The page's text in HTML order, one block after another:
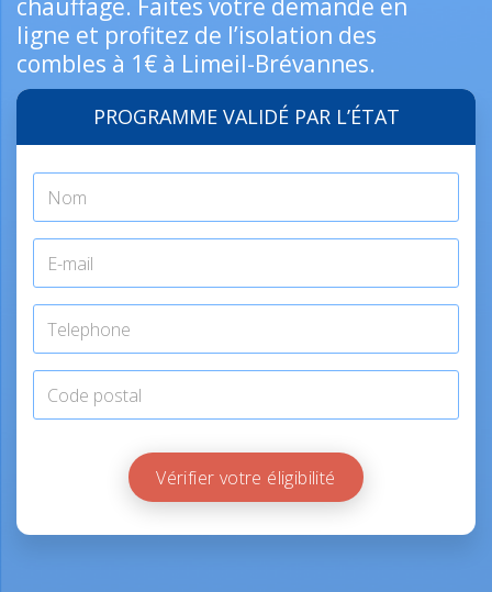
chauffage. Faites votre demande en
ligne et profitez de l’isolation des
combles à 1€ à Limeil-Brévannes.
PROGRAMME VALIDÉ PAR L’ÉTAT
Vérifier votre éligibilité